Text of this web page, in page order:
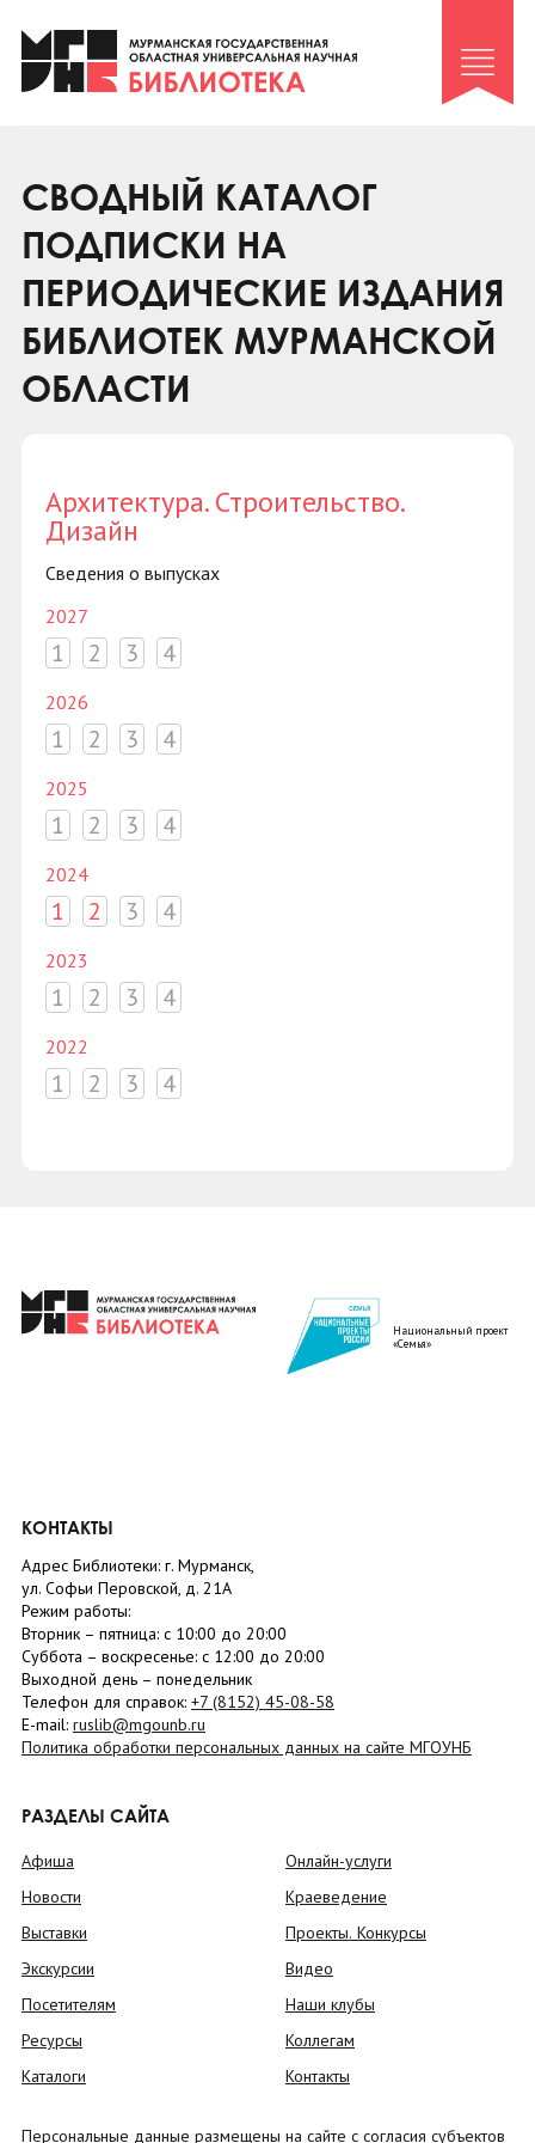
Клуб «Гиря и сельдерей»
Клуб «Семейный архив»
Коллегам
Контакты
СВОДНЫЙ КАТАЛОГ
ПОДПИСКИ НА
ПЕРИОДИЧЕСКИЕ ИЗДАНИЯ
БИБЛИОТЕК МУРМАНСКОЙ
ОБЛАСТИ
Архитектура. Строительство.
Дизайн
Сведения о выпусках
2027
1 2 3 4
2026
1 2 3 4
2025
1 2 3 4
2024
1 2 3 4
2023
1 2 3 4
2022
1 2 3 4
Национальный проект
«Семья»
КОНТАКТЫ
Адрес Библиотеки: г. Мурманск,
ул. Софьи Перовской, д. 21А
Режим работы:
Вторник – пятница: с 10:00 до 20:00
Суббота – воскресенье: c 12:00 до 20:00
Выходной день – понедельник
Телефон для справок: +7 (8152) 45-08-58
E-mail: ruslib@mgounb.ru
Политика обработки персональных данных на сайте МГОУНБ
РАЗДЕЛЫ САЙТА
Афиша
Новости
Выставки
Экскурсии
Посетителям
Ресурсы
Каталоги
Онлайн-услуги
Краеведение
Проекты. Конкурсы
Видео
Наши клубы
Коллегам
Контакты
Персональные данные размещены на сайте с согласия субъектов